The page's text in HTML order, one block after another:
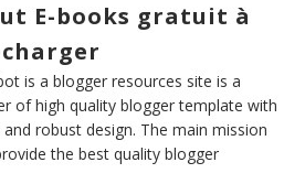
E-books gratuit à
is a blogger resources site is a
of high quality blogger template with
robust design. The main mission
the best quality blogger